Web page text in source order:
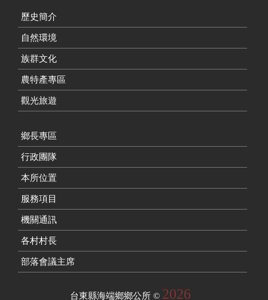
歷史簡介
自然環境
族群文化
農特產專區
觀光旅遊
鄉長專區
行政團隊
本所位置
服務項目
機關通訊
各村村長
部落會議主席
台東縣海端鄉鄉公所 © 2026